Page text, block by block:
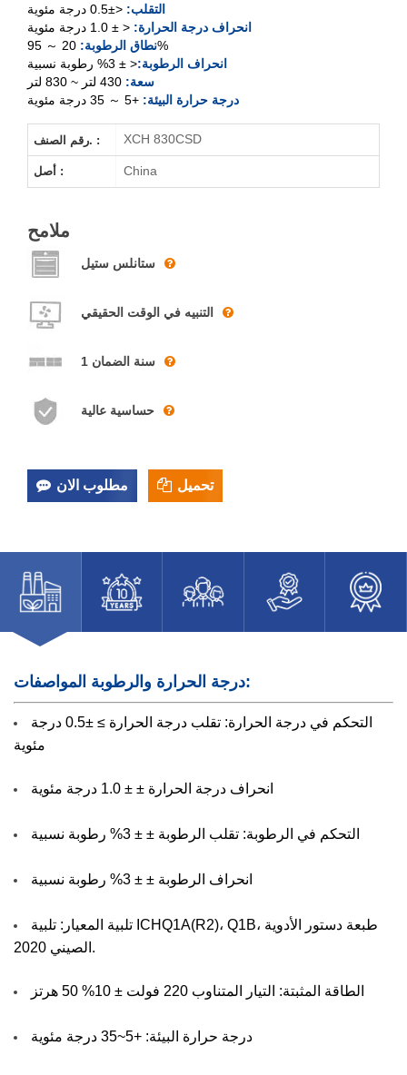
XCH-830CSD
التقلب: <±0.5 درجة مئوية
انحراف درجة الحرارة: < ± 1.0 درجة مئوية
نطاق الرطوبة:20 ～ 95%
انحراف الرطوبة:< ± 3% رطوبة نسبية
سعة:
درجة حرارة البيئة: +5 ～ 35 درجة مئوية
رقم الصنف. : XCH 830CSD
أصل : China
ملامح
ستانلس ستيل
التنبيه في الوقت الحقيقي
1 سنة الضمان
حساسية عالية
مطلوب الان تحميل
درجة الحرارة والرطوبة المواصفات:
التحكم في درجة الحرارة: تقلب درجة الحرارة ≥ ±0.5 درجة
مئوية
انحراف درجة الحرارة ± ± 1.0 درجة مئوية
التحكم في الرطوبة: تقلب الرطوبة ± ± 3% رطوبة نسبية
انحراف الرطوبة ± ± 3% رطوبة نسبية
تلبية المعيار: تلبية ICHQ1A(R2)، Q1B، طبعة دستور الأدوية
الصيني 2020.
الطاقة المثبتة: التيار المتناوب 220 فولت ± 10% 50 هرتز
درجة حرارة البيئة: +5~35 درجة مئوية